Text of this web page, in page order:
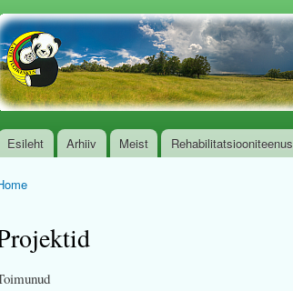
menu
Esileht Arhiiv Meist Rehabilitatsiooniteenus